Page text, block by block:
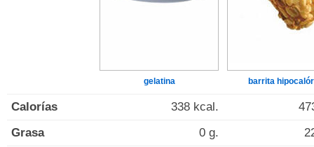
gelatina barrita
Calorías 338 kcal.
Grasa
0 g.